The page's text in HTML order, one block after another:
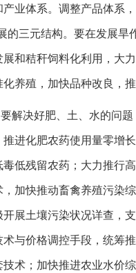
业体系。调整产品体系
的三元结构。要在发展
和秸秆饲料化利用，大
养殖，加快品种改良，
解决好肥、土、水的问
进化肥农药使用量零增
低残留农药；大力推行
加快推动畜禽养殖污染
展土壤污染状况详查，
与价格调控手段，统筹
术；加快推进农业水价